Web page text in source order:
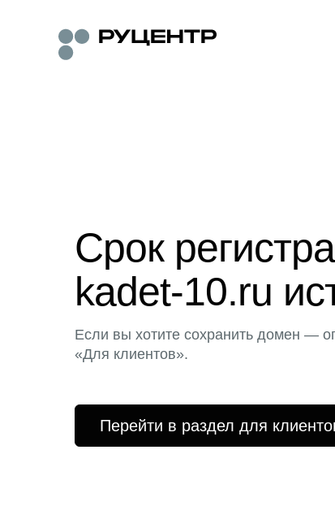
Срок
kadet-10.ru
Если вы хотите сохранить домен —
«Для клиентов».
Перейти в раздел для